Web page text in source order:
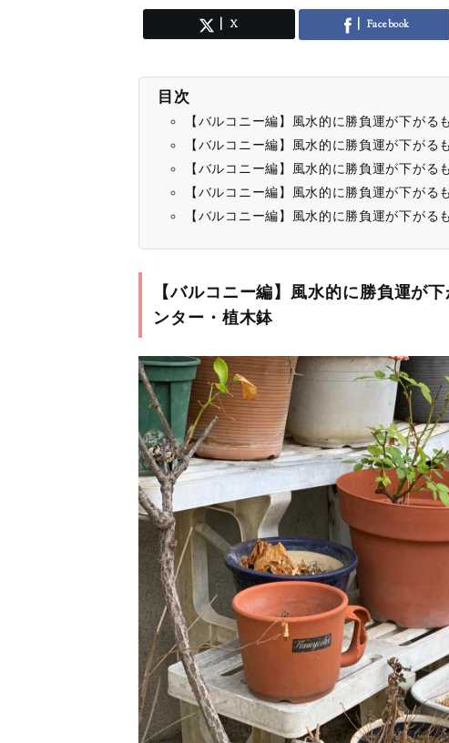
X Facebook
目次
【バルコニー編】風水的に勝負運が下が
【バルコニー編】風水的に勝負運が下が
【バルコニー編】風水的に勝負運が下が
【バルコニー編】風水的に勝負運が下が
【バルコニー編】風水的に勝負運が下が
【バルコニー編】風水的に勝負運が
ンター・植木鉢